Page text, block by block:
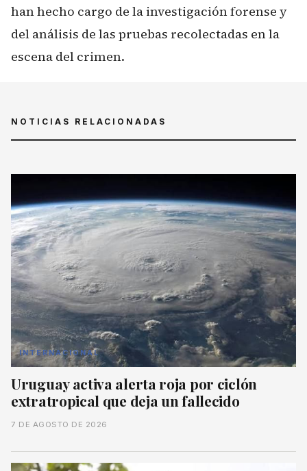
han hecho cargo de la investigación forense y
del análisis de las pruebas recolectadas en la
escena del crimen.
NOTICIAS RELACIONADAS
INTERNACIONAL
Uruguay activa alerta roja por ciclón
extratropical que deja un fallecido
7 DE AGOSTO DE 2026